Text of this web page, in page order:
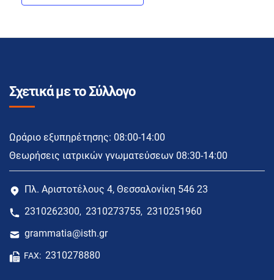
Σχετικά με το Σύλλογο
Ωράριο εξυπηρέτησης: 08:00-14:00
Θεωρήσεις ιατρικών γνωματεύσεων 08:30-14:00
Πλ. Αριστοτέλους 4, Θεσσαλονίκη 546 23
2310262300, 2310273755, 2310251960
grammatia@isth.gr
FAX: 2310278880